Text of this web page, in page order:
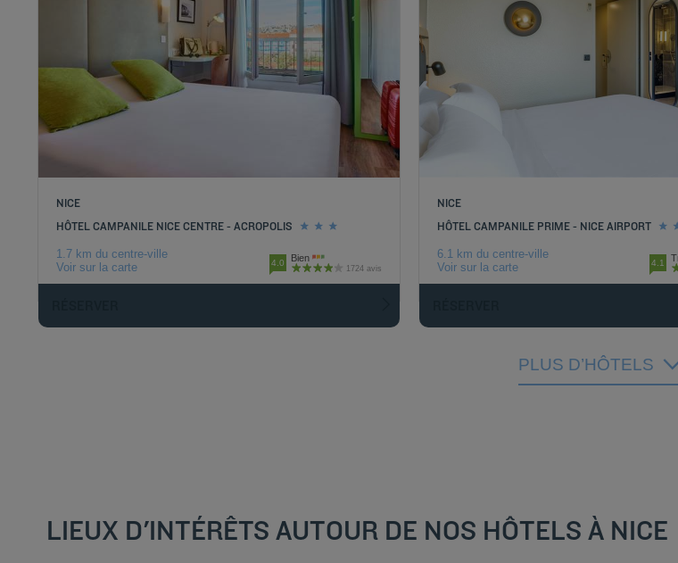
NICE
HÔTEL CAMPANILE NICE CENTRE - ACROPOLIS
1.7 km du centre-ville
Voir sur la carte
4.0 Bien
1724 avis
NICE
HÔTEL CAMPANILE PRIME - NICE AIRPORT
6.1 km du centre-ville
Voir sur la carte
4.1
PLUS D’HÔTELS
LIEUX D'INTÉRÊTS AUTOUR DE NOS HÔTELS À NICE